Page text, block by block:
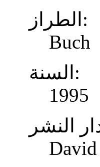
الطراز:
Buch
السنة:
1995